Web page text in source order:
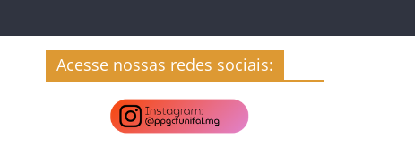
Acesse nossas redes sociais: